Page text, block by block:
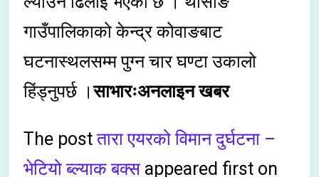
गाउँपालिकाको केन्द्र कोवाङबाट
घटनास्थलसम्म पुग्न चार घण्टा उकालो
हिंड्नुपर्छ ।साभारःअनलाइन खबर
The postतारा एयरको विमान दुर्घटना –
भेटियो ब्ल्याक बक्स appeared first on